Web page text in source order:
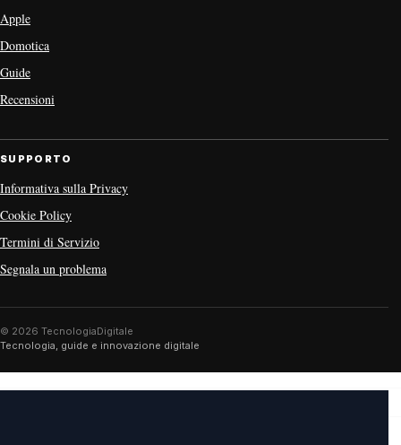
Apple
Domotica
Guide
Recensioni
SUPPORTO
Informativa sulla Privacy
Cookie Policy
Termini di Servizio
Segnala un problema
© 2026 TecnologiaDigitale
Tecnologia, guide e innovazione digitale